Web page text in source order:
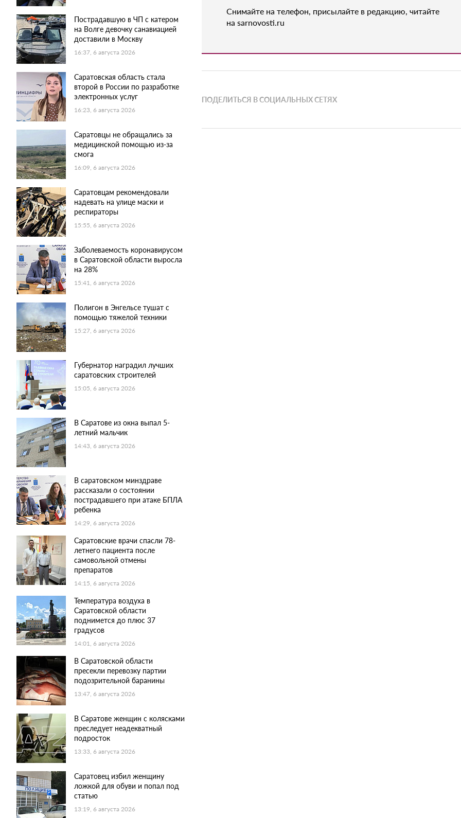
Пострадавшую в ЧП с катером
на Волге девочку санавиацией
доставили в Москву
16:37, 6 августа 2026
Саратовская область стала
второй в России по разработке
электронных услуг
16:23, 6 августа 2026
Саратовцы не обращались за
медицинской помощью из-за
смога
16:09, 6 августа 2026
Саратовцам рекомендовали
надевать на улице маски и
респираторы
15:55, 6 августа 2026
Заболеваемость коронавирусом
в Саратовской области выросла
на 28%
15:41, 6 августа 2026
Полигон в Энгельсе тушат с
помощью тяжелой техники
15:27, 6 августа 2026
Губернатор наградил лучших
саратовских строителей
15:05, 6 августа 2026
В Саратове из окна выпал 5-
летний мальчик
14:43, 6 августа 2026
В саратовском минздраве
рассказали о состоянии
пострадавшего при атаке БПЛА
ребенка
14:29, 6 августа 2026
Саратовские врачи спасли 78-
летнего пациента после
самовольной отмены
препаратов
14:15, 6 августа 2026
Температура воздуха в
Саратовской области
поднимется до плюс 37
градусов
14:01, 6 августа 2026
В Саратовской области
пресекли перевозку партии
подозрительной баранины
13:47, 6 августа 2026
В Саратове женщин с колясками
преследует неадекватный
подросток
13:33, 6 августа 2026
Саратовец избил женщину
ложкой для обуви и попал под
статью
13:19, 6 августа 2026
Снимайте на телефон, присылайте в редакцию, читайте
на sarnovosti.ru
ПОДЕЛИТЬСЯ В СОЦИАЛЬНЫХ СЕТЯХ